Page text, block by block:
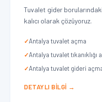
Tuvalet gider
kalıcı olarak çözüyoruz.
Antalya tuvalet açma
Antalya tuvalet tıkanıklığı
Antalya tuvalet gideri
DETAYLI BILGI →